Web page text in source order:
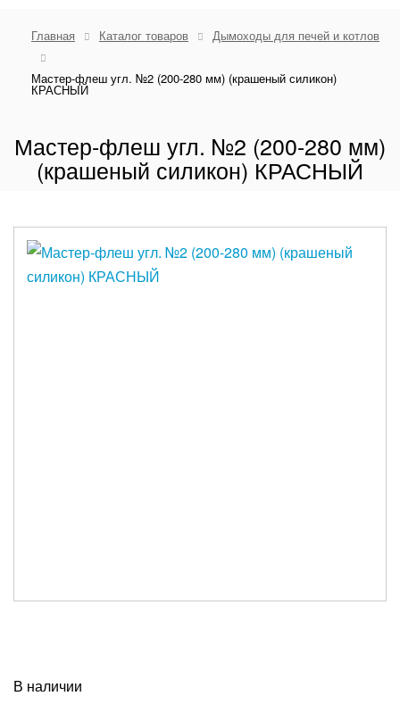
Главная Каталог товаров Дымоходы для печей и котлов
Мастер-флеш угл. №2 (200-280 мм) (крашеный силикон)
КРАСНЫЙ
Мастер-флеш угл. №2 (200-280 мм)
(крашеный силикон) КРАСНЫЙ
В наличии